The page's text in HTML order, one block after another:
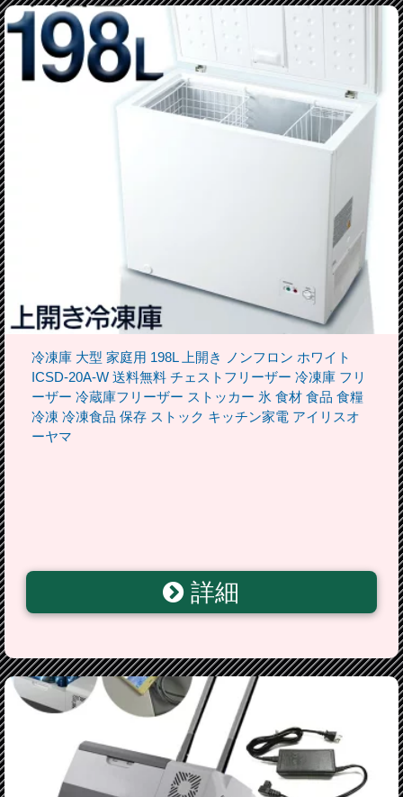
冷凍庫 大型 家庭用 198L 上開き ノンフロン ホワイト
ICSD-20A-W 送料無料 チェストフリーザー 冷凍庫 フリ
ーザー 冷蔵庫フリーザー ストッカー 氷 食材 食品 食糧
冷凍 冷凍食品 保存 ストック キッチン家電 アイリスオ
ーヤマ
詳細